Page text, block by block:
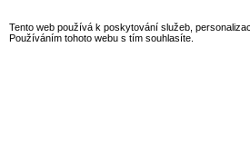
Tento web používá k poskytování služeb,
Používáním tohoto webu s tím souhlasíte.